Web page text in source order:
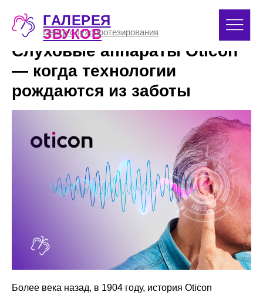
ГАЛЕРЕЯ
ЗВУКОВ
Центр слухопротезирования
8 (391)
Слуховые аппараты Oticon
— когда технологии
рождаются из заботы
Более века назад, в 1904 году, история Oticon